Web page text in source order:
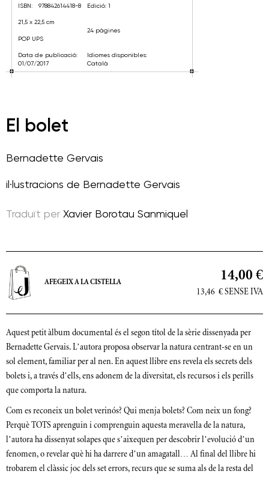
ISBN: 978842614418-8
21,5 x 22,5 cm
POP UPS
Data de publicació:
01/07/2017
Edició: 1
24 pàgines
Idiomes disponibles:
Català
El bolet
Bernadette Gervais
il·lustracions de Bernadette Gervais
Traduït per Xavier Borotau Sanmiquel
14,00 €
13,46 € SENSE IVA
AFEGEIX A LA CISTELLA
Aquest petit àlbum documental és el segon títol de la sèrie dissenyada per
Bernadette Gervais. L’autora proposa observar la natura centrant-se en un
sol element, familiar per al nen. En aquest llibre ens revela els secrets dels
bolets i, a través d’ells, ens adonem de la diversitat, els recursos i els perills
que comporta la natura.
Com es reconeix un bolet verinós? Qui menja bolets? Com neix un fong?
Perquè TOTS aprenguin i comprenguin aquesta meravella de la natura,
l’autora ha dissenyat solapes que s’aixequen per descobrir l’evolució d’un
fenomen, o revelar què hi ha darrere d’un amagatall… Al final del llibre hi
trobarem el clàssic joc dels set errors, recurs que se suma als de la resta del